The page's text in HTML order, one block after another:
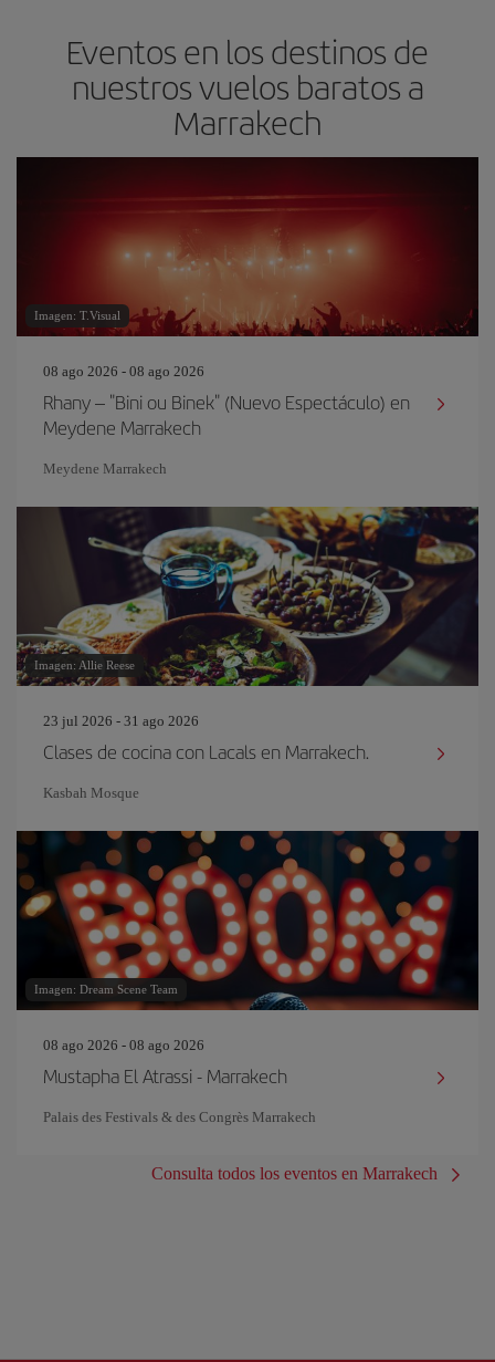
Eventos en los destinos de
nuestros vuelos baratos a
Marrakech
Imagen: T.Visual
08 ago 2026 - 08 ago 2026
Rhany – "Bini ou Binek" (Nuevo Espectáculo) en
Meydene Marrakech
Meydene Marrakech
Imagen: Allie Reese
23 jul 2026 - 31 ago 2026
Clases de cocina con Lacals en Marrakech.
Kasbah Mosque
Imagen: Dream Scene Team
08 ago 2026 - 08 ago 2026
Mustapha El Atrassi - Marrakech
Palais des Festivals & des Congrès Marrakech
Consulta todos los eventos en Marrakech